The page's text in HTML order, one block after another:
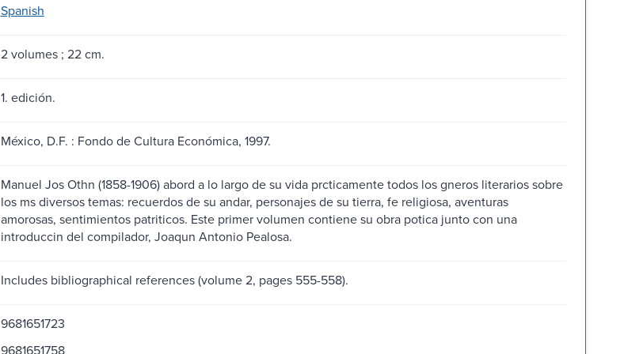
Spanish
2 volumes ; 22 cm.
1. edición.
México, D.F. : Fondo de Cultura Económica, 1997.
Manuel Jos Othn (1858-1906) abord a lo largo de su vida prcticamente todos los gneros literarios sobre
los ms diversos temas: recuerdos de su andar, personajes de su tierra, fe religiosa, aventuras
amorosas, sentimientos patriticos. Este primer volumen contiene su obra potica junto con una
introduccin del compilador, Joaqun Antonio Pealosa.
Includes bibliographical references (volume 2, pages 555-558).
9681651723
9681651758